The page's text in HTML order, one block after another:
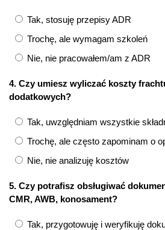
Tak, stosuję przepisy ADR
Trochę, ale wymagam szkoleń
Nie, nie pracowałem/am z ADR
4. Czy umiesz wyliczać koszty
dodatkowych?
Tak, uwzględniam wszystkie
Trochę, ale często zapominam o
Nie, nie analizuję kosztów
5. Czy potrafisz obsługiwać
CMR, AWB, konosament?
Tak, przygotowuję i weryfikuję